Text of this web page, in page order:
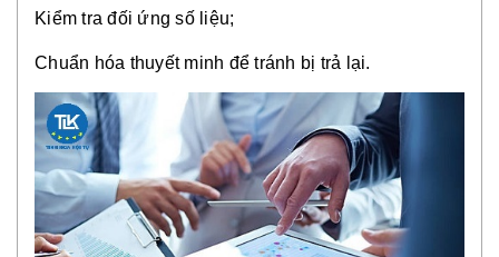
Kiểm tra đối ứng số liệu;
Chuẩn hóa thuyết minh để tránh bị trả lại.